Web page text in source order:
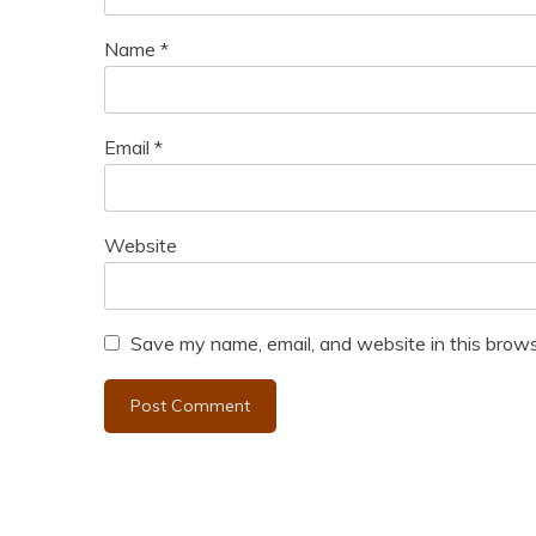
Name *
Email *
Website
Save my name, email, and website in this